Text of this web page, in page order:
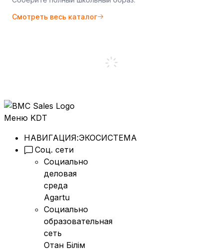
Смотреть весь каталог
Меню KDT
НАВИГАЦИЯ:ЭКОСИСТЕМА
Соц. сети
Социально
деловая
среда
Agartu
Социально
образовательная
сеть
Отан Бiлiм